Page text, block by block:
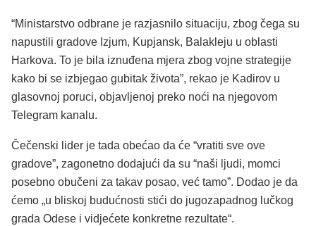
“Ministarstvo odbrane je razjasnilo situaciju, zbog čega su
napustili gradove Izjum, Kupjansk, Balakleju u oblasti
Harkova. To je bila iznuđena mjera zbog vojne strategije
kako bi se izbjegao gubitak života”, rekao je Kadirov u
glasovnoj poruci, objavljenoj preko noći na njegovom
Telegram kanalu.
Čečenski lider je tada obećao da će “vratiti sve ove
gradove”, zagonetno dodajući da su “naši ljudi, momci
posebno obučeni za takav posao, već tamo”. Dodao je da
ćemo „u bliskoj budućnosti stići do jugozapadnog lučkog
grada Odese i vidjećete konkretne rezultate“.